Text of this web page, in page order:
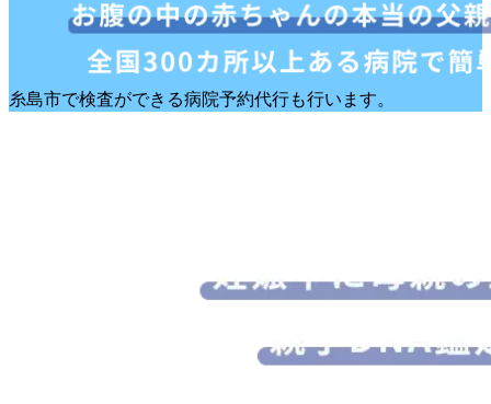
糸島市で検査ができる病院予約代行も行います。